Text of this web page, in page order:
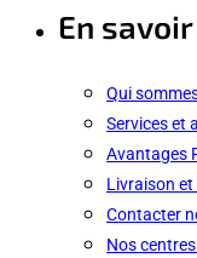
En
Qui
Services et
Avantages
Livraison
Contacter
Nos